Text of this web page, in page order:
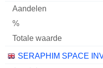
SERAPHIM SPACE